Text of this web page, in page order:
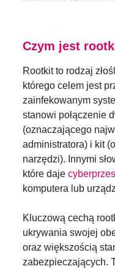
Czym jest
Rootkit to rodzaj
którego celem jest
zainfekowanym
stanowi połączenie
(oznaczającego
administratora) i kit
narzędzi). Innymi
które daje
komputera lub
Kluczową cechą
ukrywania swojej
oraz większością
zabezpieczających.